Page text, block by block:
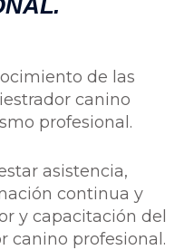
de las
canino
profesional.
asistencia,
continua y
y capacitación del
canino profesional.